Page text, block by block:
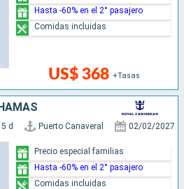
US$ 368 +Tasas
Hasta -60% en el 2° pasajero
Comidas incluidas
5 d Puerto Canaveral 02/02/2027
Precio especial familias
Hasta -60% en el 2° pasajero
Comidas incluidas